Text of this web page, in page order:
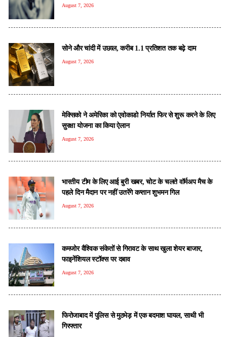
August 7, 2026
सोने और चांदी में उछाल, करीब 1.1 प्रतिशत तक बढ़े दाम
August 7, 2026
मेक्सिको ने अमेरिका को एवोकाडो निर्यात फिर से शुरू करने के लिए
सुरक्षा योजना का किया ऐलान
August 7, 2026
भारतीय टीम के लिए आई बुरी खबर, चोट के चलते वॉर्मअप मैच के
पहले दिन मैदान पर नहीं उतरेंगे कप्तान शुभमन गिल
August 7, 2026
कमजोर वैश्विक संकेतों से गिरावट के साथ खुला शेयर बाजार,
फाइनेंशियल स्टॉक्स पर दबाव
August 7, 2026
फिरोजाबाद में पुलिस से मुठभेड़ में एक बदमाश घायल, साथी भी
गिरफ्तार